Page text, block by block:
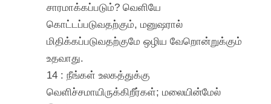
சாரமாக்கப்படும்? வெளியே
கொட்டப்படுவதற்கும், மனுஷரால்
மிதிக்கப்படுவதற்குமே ஒழிய வேறொன்றுக்கும்
உதவாது.
14 : நீங்கள் உலகத்துக்கு
வெளிச்சமாயிருக்கிறீர்கள்; மலையின்மேல்